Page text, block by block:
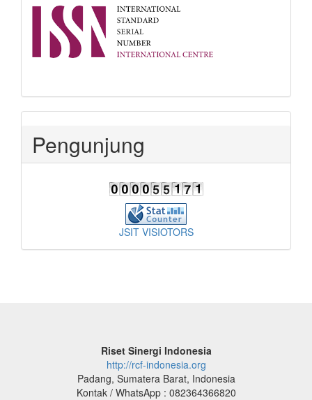
Pengunjung
JSIT VISIOTORS
Riset Sinergi Indonesia
http://rcf-indonesia.org
Padang, Sumatera Barat, Indonesia
Kontak / WhatsApp : 082364366820